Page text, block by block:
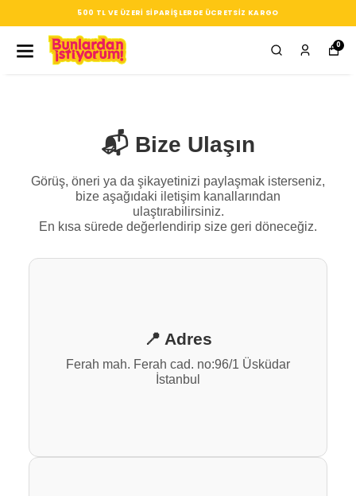
500 TL VE ÜZERI SIPARIŞLERDE ÜCRETSIZ KARGO
0
📬 Bize Ulaşın
Görüş, öneri ya da şikayetinizi paylaşmak isterseniz,
bize aşağıdaki iletişim kanallarından
ulaştırabilirsiniz.
En kısa sürede değerlendirip size geri döneceğiz.
📍 Adres
Ferah mah. Ferah cad. no:96/1 Üsküdar
İstanbul